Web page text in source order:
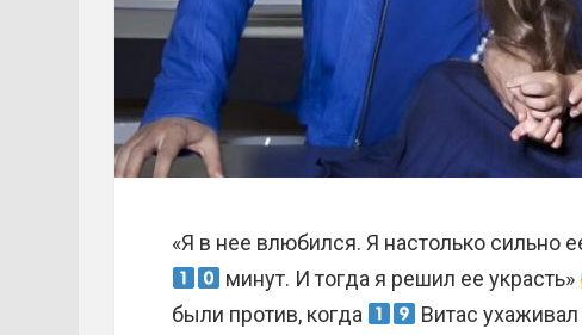
«Я в нее влюбился. Я настолько сильно
минут. И тогда я решил ее украсть»
были против, когда
Витас